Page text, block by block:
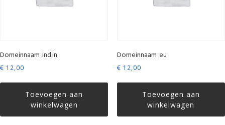
Domeinnaam .ind.in
€ 12,00
Toevoegen aan
winkelwagen
Domeinnaam .eu
€ 12,00
Toevoegen aan
winkelwagen